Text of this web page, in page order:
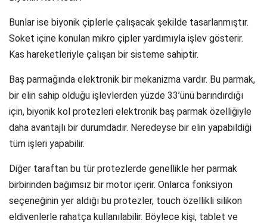
Bunlar ise biyonik çiplerle çalışacak şekilde tasarlanmıştır.
Soket içine konulan mikro çipler yardımıyla işlev gösterir.
Kas hareketleriyle çalışan bir sisteme sahiptir.
Baş parmağında elektronik bir mekanizma vardır. Bu parmak,
bir elin sahip olduğu işlevlerden yüzde 33’ünü barındırdığı
için, biyonik kol protezleri elektronik baş parmak özelliğiyle
daha avantajlı bir durumdadır. Neredeyse bir elin yapabildiği
tüm işleri yapabilir.
Diğer taraftan bu tür protezlerde genellikle her parmak
birbirinden bağımsız bir motor içerir. Onlarca fonksiyon
seçeneğinin yer aldığı bu protezler, touch özellikli silikon
eldivenlerle rahatça kullanılabilir. Böylece kişi, tablet ve